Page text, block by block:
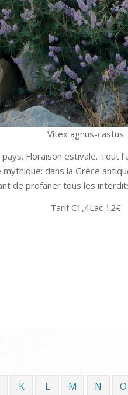
Vitex agnus-castus
Floraison estivale. Tout
dans la Grèce
de profaner tous les
Tarif C1,4Lac 12€
K L M N O